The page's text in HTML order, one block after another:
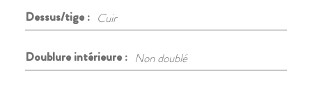
Dessus/tige : Cuir
Doublure intérieure : Non doublé